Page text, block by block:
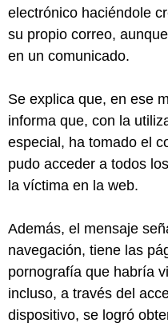
electrónico haciéndole
su propio correo,
en un comunicado.
Se explica que, en ese
informa que, con la
especial, ha tomado el
pudo acceder a todos
la víctima en la web.
Además, el mensaje
navegación, tiene las
pornografía que habría
incluso, a través del
dispositivo, se logró